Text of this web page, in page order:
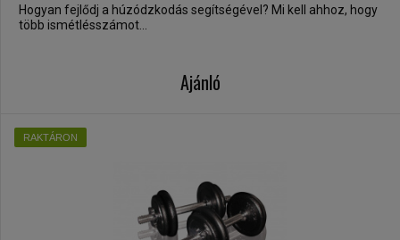
Hogyan fejlődj a húzódzkodás segítségével? Mi kell ahhoz, hogy
több ismétlésszámot...
Ajánló
RAKTÁRON